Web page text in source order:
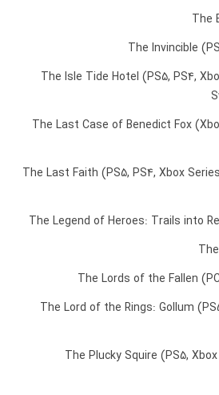
The
The Invincible
The Isle Tide Hotel (PS5, PS4,
The Last Case of Benedict Fox
The Last Faith (PS5, PS4, Xbox
The Legend of Heroes: Trails into
The Lords of the Fallen
The Lord of the Rings: Gollum
The Plucky Squire (PS5,